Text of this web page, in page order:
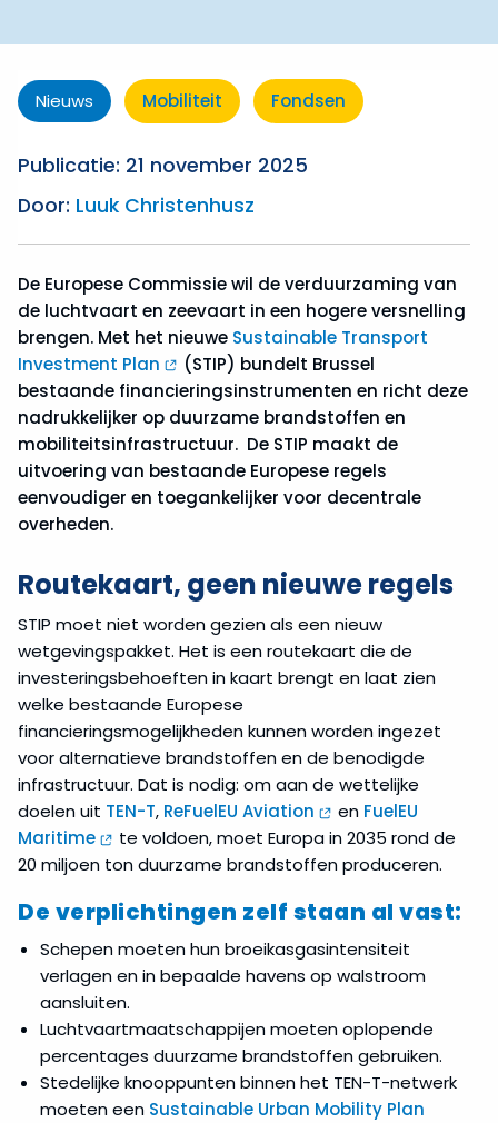
Nieuws Mobiliteit Fondsen
Publicatie: 21 november 2025
Door: Luuk Christenhusz
De Europese Commissie wil de verduurzaming van
de luchtvaart en zeevaart in een hogere versnelling
brengen. Met het nieuwe Sustainable Transport
Investment Plan
(STIP) bundelt Brussel
bestaande financieringsinstrumenten en richt deze
nadrukkelijker op duurzame brandstoffen en
mobiliteitsinfrastructuur. De STIP maakt de
uitvoering van bestaande Europese regels
eenvoudiger en toegankelijker voor decentrale
overheden.
Routekaart, geen nieuwe regels
STIP moet niet worden gezien als een nieuw
wetgevingspakket. Het is een routekaart die de
investeringsbehoeften in kaart brengt en laat zien
welke bestaande Europese
financieringsmogelijkheden kunnen worden ingezet
voor alternatieve brandstoffen en de benodigde
infrastructuur. Dat is nodig: om aan de wettelijke
doelen uit TEN-T, ReFuelEU Aviation en FuelEU
Maritime
te voldoen, moet Europa in 2035 rond de
20 miljoen ton duurzame brandstoffen produceren.
De verplichtingen zelf staan al vast:
Schepen moeten hun broeikasgasintensiteit
verlagen en in bepaalde havens op walstroom
aansluiten.
Luchtvaartmaatschappijen moeten oplopende
percentages duurzame brandstoffen gebruiken.
Stedelijke knooppunten binnen het TEN-T-netwerk
moeten een Sustainable Urban Mobility Plan